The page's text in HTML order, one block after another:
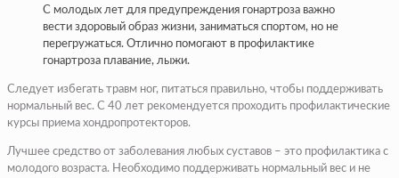
С молодых лет для предупреждения гонартроза важно
вести здоровый образ жизни, заниматься спортом, но не
перегружаться. Отлично помогают в профилактике
гонартроза плавание, лыжи.
Следует избегать травм ног, питаться правильно, чтобы поддерживать
нормальный вес. С 40 лет рекомендуется проходить профилактические
курсы приема хондропротекторов.
Лучшее средство от заболевания любых суставов – это профилактика с
молодого возраста. Необходимо поддерживать нормальный вес и не